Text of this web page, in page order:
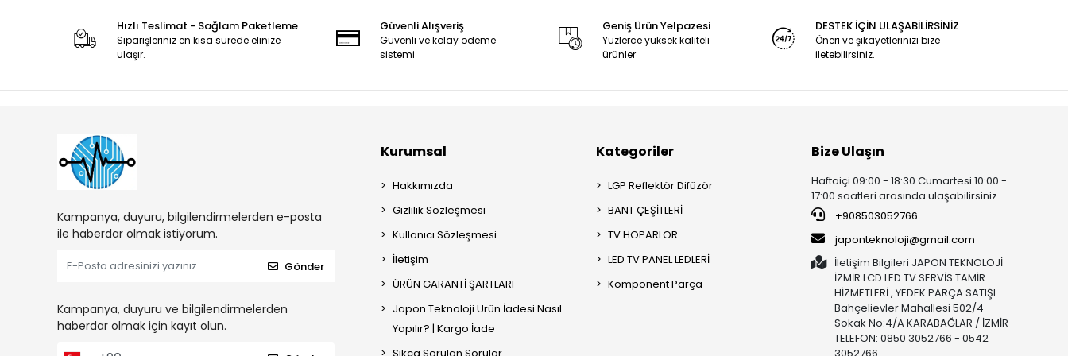
Hızlı Teslimat - Sağlam Paketleme
Siparişleriniz en kısa sürede elinize
ulaşır.
Güvenli Alışveriş
Güvenli ve kolay ödeme
sistemi
Geniş Ürün Yelpazesi
Yüzlerce yüksek kaliteli
ürünler
DESTEK İÇİN ULAŞABİLİRSİNİZ
Öneri ve şikayetlerinizi bize
iletebilirsiniz.
Kampanya, duyuru, bilgilendirmelerden e-posta
ile haberdar olmak istiyorum.
Gönder
Kampanya, duyuru ve bilgilendirmelerden
haberdar olmak için kayıt olun.
Kurumsal
Hakkımızda
Gizlilik Sözleşmesi
Kullanıcı Sözleşmesi
İletişim
ÜRÜN GARANTİ ŞARTLARI
Japon Teknoloji Ürün İadesi Nasıl
Yapılır? | Kargo İade
Kategoriler
LGP Reflektör Difüzör
BANT ÇEŞİTLERİ
TV HOPARLÖR
LED TV PANEL LEDLERİ
Komponent Parça
Bize Ulaşın
Haftaiçi 09:00 - 18:30 Cumartesi 10:00 -
17:00 saatleri arasında ulaşabilirsiniz.
+908503052766
japonteknoloji@gmail.com
İletişim Bilgileri JAPON TEKNOLOJİ
İZMİR LCD LED TV SERVİS TAMİR
HİZMETLERİ , YEDEK PARÇA SATIŞI
Bahçelievler Mahallesi 502/4
Sokak No:4/A KARABAĞLAR / İZMİR
TELEFON: 0850 3052766 - 0542